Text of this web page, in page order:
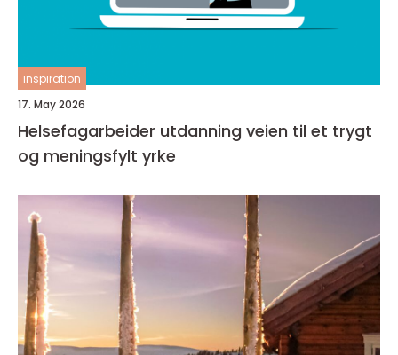
inspiration
17. May 2026
Helsefagarbeider utdanning veien til et trygt
og meningsfylt yrke